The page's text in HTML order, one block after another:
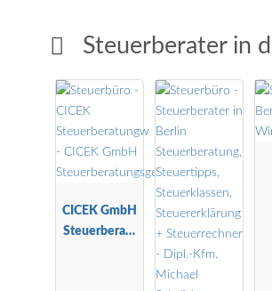
Steuerberater in
CICEK GmbH
Steuerberatu